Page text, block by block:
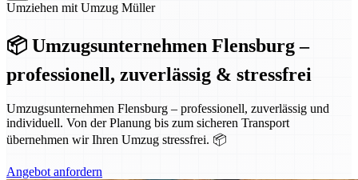
Umziehen mit Umzug Müller
📦 Umzugsunternehmen Flensburg –
professionell, zuverlässig & stressfrei
Umzugsunternehmen Flensburg – professionell, zuverlässig und
individuell. Von der Planung bis zum sicheren Transport
übernehmen wir Ihren Umzug stressfrei. 📦
Angebot anfordern